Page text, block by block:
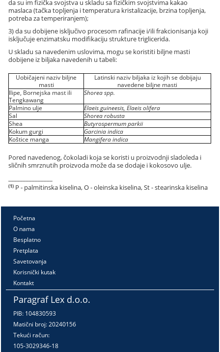
da su im fizička svojstva u skladu sa fizičkim svojstvima kakao
maslaca (tačka topljenja i temperatura kristalizacije, brzina topljenja,
potreba za temperiranjem);
3) da su dobijene isključivo procesom rafinacije i/ili frakcionisanja koji
isključuje enzimatsku modifikaciju strukture triglicerida.
U skladu sa navedenim uslovima, mogu se koristiti biljne masti
dobijene iz biljaka navedenih u tabeli:
Uobičajeni naziv biljne
masti
Latinski naziv biljaka iz kojih se dobijaju
navedene biljne masti
Ilipe, Bornejska mast ili
Tengkawang
Shorea spp.
Palmino ulje
Elaeis guineesis, Elaeis olifera
Sal
Shorea robusta
Shea
Butyrospermum parkii
Kokum gurgi
Garcinia indica
Koštice manga
Mangifera indica
Pored navedenog, čokoladi koja se koristi u proizvodnji sladoleda i
sličnih smrznutih proizvoda može da se dodaje i kokosovo ulje.
(1) P - palmitinska kiselina, O - oleinska kiselina, St - stearinska kiselina
Početna
O nama
Besplatno
Pretplata
Savetovanja
Korisnički kutak
Kontakt
Paragraf Lex d.o.o.
PIB: 104830593
Matični broj: 20240156
Tekući račun:
105-3029346-18